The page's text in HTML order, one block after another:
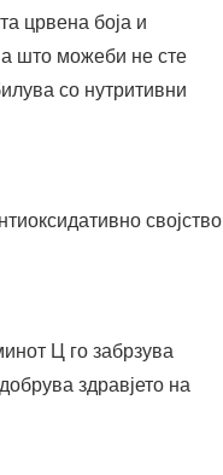
црвена боја и
што можеби не сте
со нутритивни
својство
Ц го забрзува
здравјето на